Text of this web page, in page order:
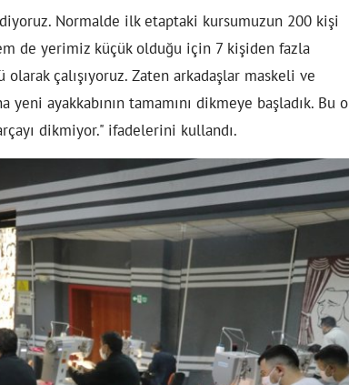
Normalde ilk etaptaki kursumuzun 200 kişi
de yerimiz küçük olduğu için 7 kişiden fazla
çalışıyoruz. Zaten arkadaşlar maskeli ve
ayakkabının tamamını dikmeye başladık. Bu o
dikmiyor." ifadelerini kullandı.